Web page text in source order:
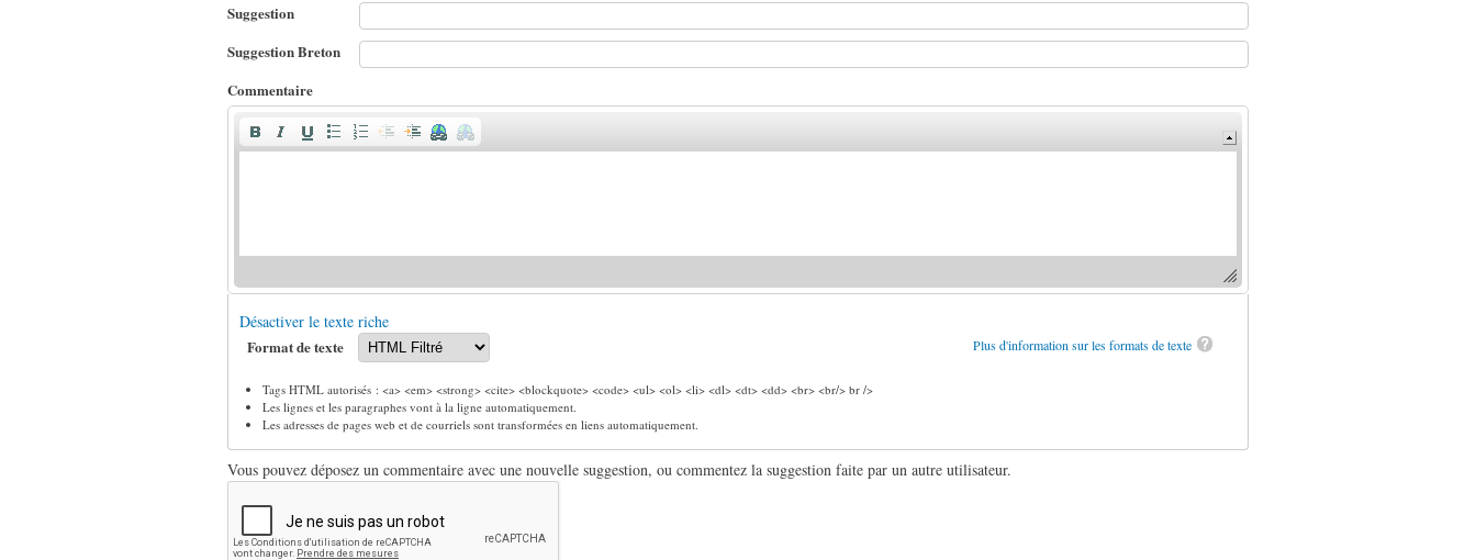
Suggestion
Suggestion Breton
Commentaire
Désactiver le texte riche
Plus d'information sur les formats de texte
Format de texte
Tags HTML autorisés : <a> <em> <strong> <cite> <blockquote> <code> <ul> <ol> <li> <dl> <dt> <dd> <br> <br/> br />
Les lignes et les paragraphes vont à la ligne automatiquement.
Les adresses de pages web et de courriels sont transformées en liens automatiquement.
Vous pouvez déposez un commentaire avec une nouvelle suggestion, ou commentez la suggestion faite par un autre utilisateur.